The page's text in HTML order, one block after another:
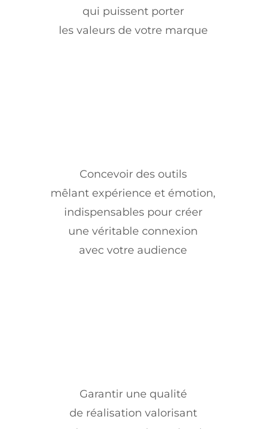
qui puissent porter
les valeurs de votre marque
Concevoir des outils
mêlant expérience et émotion,
indispensables pour créer
une véritable connexion
avec votre audience
Garantir une qualité
de réalisation valorisant